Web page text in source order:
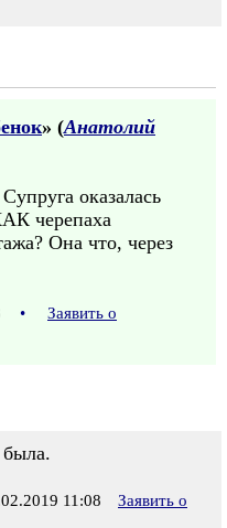
» (Анатолий
оказалась
черепаха
Она что, через
•
Заявить о
11:08
Заявить о